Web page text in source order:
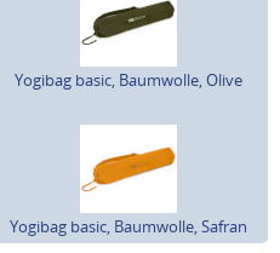
Yogibag basic, Baumwolle, Olive
Yogibag basic, Baumwolle, Safran